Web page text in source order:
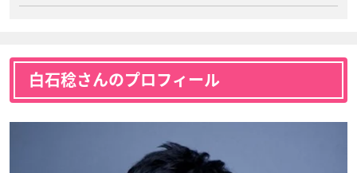
白石稔さんのプロフィール